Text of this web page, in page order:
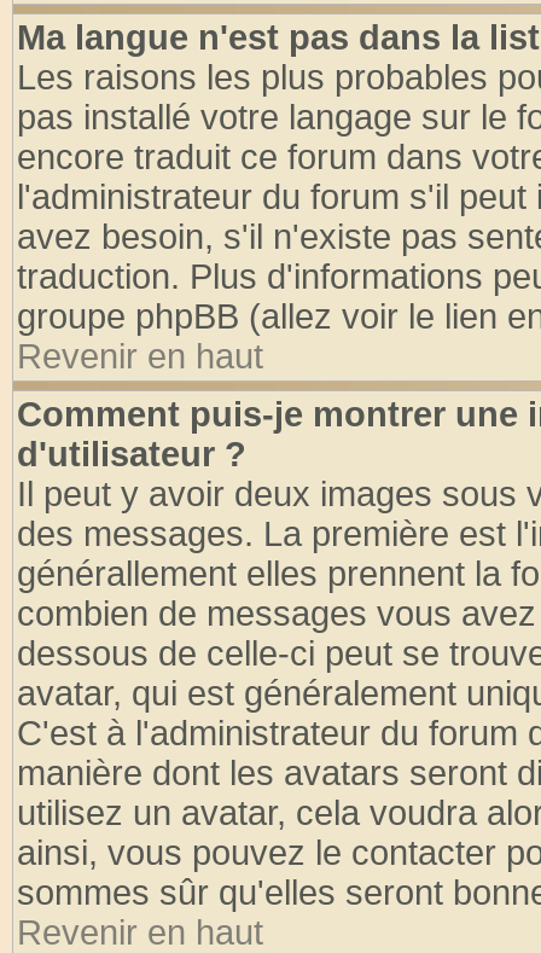
Ma langue n'est pas dans la
Les raisons les plus probables
pas installé votre langage sur le
encore traduit ce forum dans
l'administrateur du forum s'il
avez besoin, s'il n'existe pas
traduction. Plus d'informations
groupe phpBB (allez voir le lien
Revenir en haut
Comment puis-je montrer une
d'utilisateur ?
Il peut y avoir deux images sous
des messages. La première est
générallement elles prennent la
combien de messages vous
dessous de celle-ci peut se
avatar, qui est généralement
C'est à l'administrateur du forum
manière dont les avatars seront
utilisez un avatar, cela voudra
ainsi, vous pouvez le contacter
sommes sûr qu'elles seront
Revenir en haut